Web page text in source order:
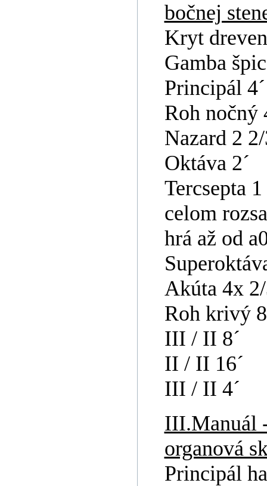
bočnej
Kryt
Gamba
Principál
Roh nočný
Nazard 2 2/
Oktáva 2´
Tercsepta
celom
hrá až od
Akúta 4x 2/
Roh krivý
III / II 8´
II / II 16´
III / II 4´
III.Manuál
organová
Principál